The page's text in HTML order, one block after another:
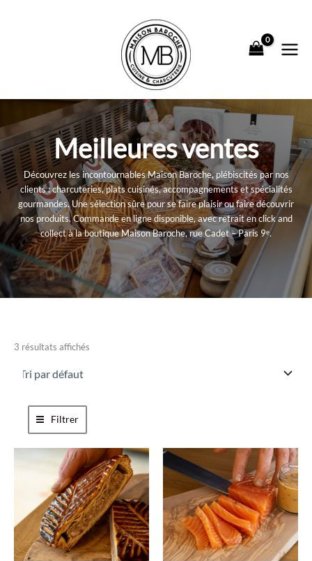
Meilleures ventes
Découvrez les incontournables Maison Baroche, plébiscités par nos
clients : charcuteries, plats cuisinés, accompagnements et spécialités
gourmandes. Une sélection sûre pour se faire plaisir ou faire découvrir
nos produits. Commande en ligne disponible, avec retrait en click and
collect à la boutique Maison Baroche, rue Cadet – Paris 9ᵉ.
3 résultats affichés
Filtrer